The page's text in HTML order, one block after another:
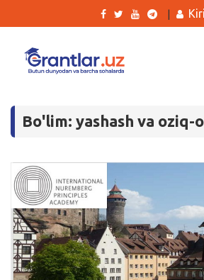
Tanlovlar
Kurslar
Blog
Yana
Bo'lim: yashash va oziq-